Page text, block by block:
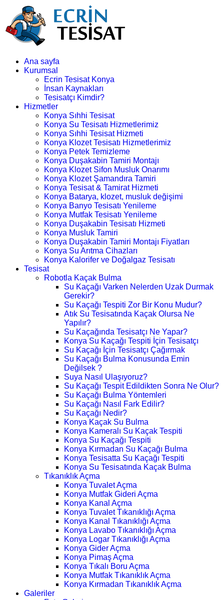
Ana sayfa
Kurumsal
Ecrin Tesisat Konya
İnsan Kaynakları
Tesisatçı Kimdir?
Hizmetler
Konya Sıhhi Tesisat
Konya Su Tesisatı Hizmetlerimiz
Konya Sıhhi Tesisat Hizmeti
Konya Klozet Tesisatı Hizmetlerimiz
Konya Petek Temizleme
Konya Duşakabin Tamiri Montajı
Konya Klozet Sifon Musluk Onarımı
Konya Klozet Şamandıra Tamiri
Konya Tesisat & Tamirat Hizmeti
Konya Batarya, klozet, musluk değişimi
Konya Banyo Tesisatı Yenileme
Konya Mutfak Tesisatı Yenileme
Konya Duşakabin Tesisatı Hizmeti
Konya Musluk Tamiri
Konya Duşakabin Tamiri Montajı Fiyatları
Konya Su Arıtma Cihazları
Konya Kalorifer ve Doğalgaz Tesisatı
Tesisat
Robotla Kaçak Bulma
Su Kaçağı Varken Nelerden Uzak Durmak
Gerekir?
Su Kaçağı Tespiti Zor Bir Konu Mudur?
Atık Su Tesisatında Kaçak Olursa Ne
Yapılır?
Su Kaçağında Tesisatçı Ne Yapar?
Konya Su Kaçağı Tespiti İçin Tesisatçı
Su Kaçağı İçin Tesisatçı Çağırmak
Su Kaçağı Bulma Konusunda Emin
Değilsek ?
Suya Nasıl Ulaşıyoruz?
Su Kaçağı Tespit Edildikten Sonra Ne Olur?
Su Kaçağı Bulma Yöntemleri
Su Kaçağı Nasıl Fark Edilir?
Su Kaçağı Nedir?
Konya Kaçak Su Bulma
Konya Kameralı Su Kaçak Tespiti
Konya Su Kaçağı Tespiti
Konya Kırmadan Su Kaçağı Bulma
Konya Tesisatta Su Kaçağı Tespiti
Konya Su Tesisatında Kaçak Bulma
Tıkanıklık Açma
Konya Tuvalet Açma
Konya Mutfak Gideri Açma
Konya Kanal Açma
Konya Tuvalet Tıkanıklığı Açma
Konya Kanal Tıkanıklığı Açma
Konya Lavabo Tıkanıklığı Açma
Konya Logar Tıkanıklığı Açma
Konya Gider Açma
Konya Pimaş Açma
Konya Tıkalı Boru Açma
Konya Mutfak Tıkanıklık Açma
Konya Kırmadan Tıkanıklık Açma
Galeriler